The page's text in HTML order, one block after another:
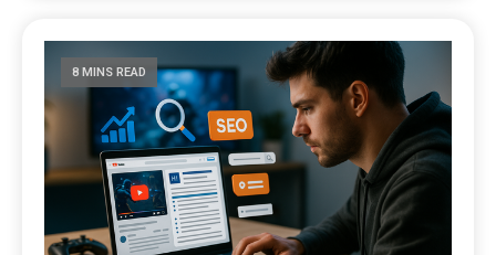
8 MINS READ